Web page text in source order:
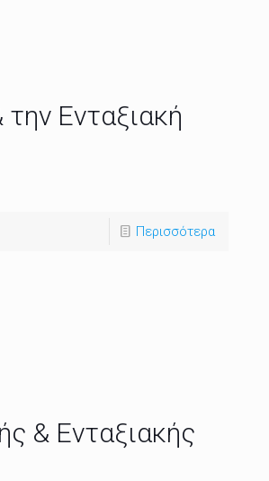
Ενταξιακή
Περισσότερα
& Ενταξιακής